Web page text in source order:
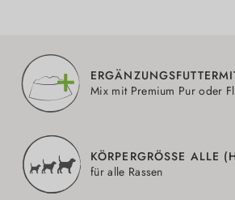
Mix mit Premium Pur oder
KÖRPERGRÖSSE ALLE
für alle Rassen